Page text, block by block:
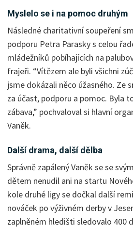
Myslelo se i na pomoc druhým
Následné charitativní soupeření
podporu Petra Parasky s celou
mládežníků pobíhajících na
frajeři. “Vítězem ale byli všichni
jsme dokázali něco úžasného. Ze
za účast, podporu a pomoc. Byla
zábava,” pochvaloval si hlavní
Vaněk.
Další drama, další dělba
Správně zapálený Vaněk se se
dětem nenudil ani na startu
kole druhé ligy se dočkal další
nováček po výživném derby v
zaplněném hledišti sledovalo 400